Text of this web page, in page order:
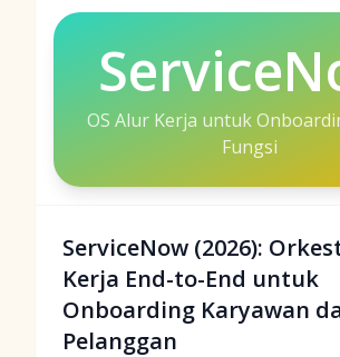
OS Alur Kerja untuk
Fungsi
ServiceNow (2026):
Kerja End-to-End untuk
Onboarding Karyawan
Pelanggan